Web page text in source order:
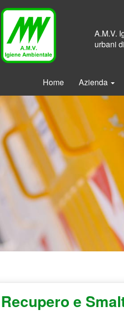
A.M.V.
urbani
Home Azienda
Recupero e